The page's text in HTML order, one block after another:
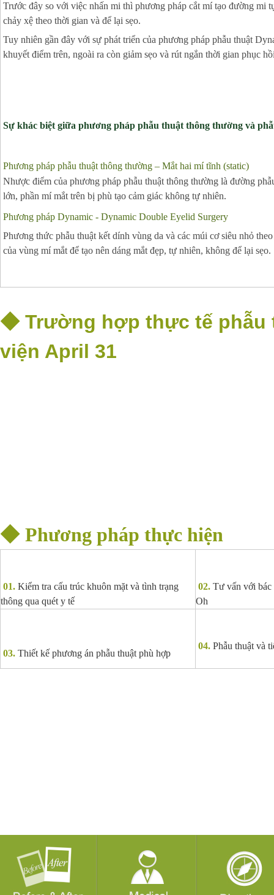
Trước đây so với việc nhấn mi thì phương pháp cắt mí tạo đường mi
chảy xệ theo thời gian và để lại sẹo.
Tuy nhiên gần đây với sự phát triển của phương pháp phẫu thuật
khuyết điểm trên, ngoài ra còn giảm sẹo và rút ngắn thời gian phục
Sự khác biệt giữa phương pháp phẫu thuật thông thường và
Phương pháp phẫu thuật thông thường – Mắt hai mí tĩnh (static)
Nhược điểm của phương pháp phẫu thuật thông thường là đường
lớn, phần mí mắt trên bị phù tạo cảm giác không tự nhiên.
Phương pháp Dynamic - Dynamic Double Eyelid Surgery
Phương thức phẫu thuật kết dính vùng da và các múi cơ siêu nhỏ
của vùng mí mắt để tạo nên dáng mắt đẹp, tự nhiên, không để lại sẹo.
◆ Trường hợp thực tế phẫu
viện April 31
◆ Phương pháp thực hiện
01. Kiểm tra cấu trúc khuôn mặt và tình trạng
thông qua quét y tế
02. Tư vấn với bác
Oh
03. Thiết kế phương án phẫu thuật phù hợp
04. Phẫu thuật và